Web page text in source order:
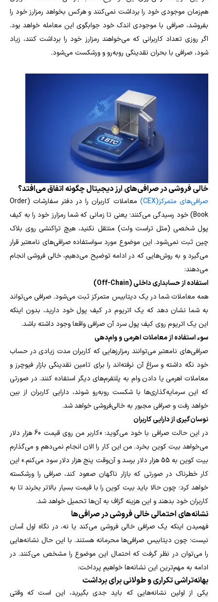
هم‌زمان موجودی خود را برداشت نمی‌کنند و هرکس بخواهد رمزارز خود را
بفروشد، صرافی با موجودی اندک خود جوابگوی این معامله خواهد بود.
اگر روزی تعداد کاربرانی که می‌خواهند رمزارز خود را برداشت کنند، زیاد
شود، صرافی با بحران نقدینگی روبه‌رو و ورشکست می‌شود.
خالی فروشی در صرافی‌های ارز دیجیتال چگونه اتفاق می‌افتد؟
صرافی‌های متمرکز(CEX)
معاملات کاربران را در دفتر سفارشات (Order
Book) خود رسیدگی می‌کنند؛ یعنی تا زمانی که شما رمزارز خود را به کیف
پول شخصی (مثل تراست ولت) منتقل نکنید، هیچ تراکنشی روی بلاک
چین ثبت نمی‌شود. این موضوع مورد سواستفاده صرافی‌های نامعتبر قرار
می‌گیرد و به روش‌هایی که در ادامه توضیح می‌دهیم، خالی فروشی انجام
می‌دهند:
استفاده از حسابداری داخلی (Off-Chain)
همه معاملات شما در یک دیتابیس متمرکز ثبت می‌شود. صرافی می‌تواند
به شما نشان دهد که یک اتریوم در کیف پول خود دارید، بدون اینکه
این یک اتریوم روی کیف پول سرد آن صرافی واقعا وجود داشته باشد.
سوء استفاده از معاملات اهرمی و وام‌دهی
صرافی‌های نامعتبر می‌توانند رمزارزهایی که کاربران مدت زیادی در حساب
خود نگه داشته و سراغ آن نرفته‌اند را برای تامین نقدینگی بازار فیوچرز و
معاملات اهرمی یا دادن وام به پلتفرم‌های دیگر استفاده کنند. در صورتی
که این سرمایه‌گذاری‌ها با شکست روبه‌رو شوند، دارایی کاربران از بین
خواهد رفت و صرافی مجبور به خالی‌فروشی خواهد شد.
نوسان‌گیری از دارایی کاربران
در این حالت صرافی با خود می‌گوید: «کاربر من روی قیمت 60 هزار دلار
می‌خواهد بیت کوین بخرد. من این کار را الان انجام نمی‌دهم و می‌گذارم
بیت کوین به 55 هزار دلار برسد و آن‌وقت پنج هزار دلار سود می‌کنم.» این
کار خطرناک در صورتی که بازار ناگهان صعود کند، صرافی را ورشکسته
خواهد کرد؛ چون حالا باید بیت کوین را با قیمت بسیار بالاتر بخرند تا به
کاربران خود بدهند و این هزینه گزاف به آن‌ها تحمیل خواهد شد.
نشانه‌های احتمالی خالی فروشی در صرافی‌ها
فهمیدن اینکه یک صرافی خالی فروشی می‌کند یا نه، در نگاه اول آسان
نیست؛ چون دیتابیس صرافی‌ها محرمانه هستند. با این حال نشانه‌هایی
را می‌توان در نظر گرفت که احتمال این موضوع را مشخص می‌کنند. در
ادامه به مهم‌ترین این نشانه‌ها خواهیم پرداخت:
بهانه‌تراشی تکراری و طولانی برای برداشت
یکی از اولین نشانه‌هایی که باید جدی بگیرید، این است که وقتی